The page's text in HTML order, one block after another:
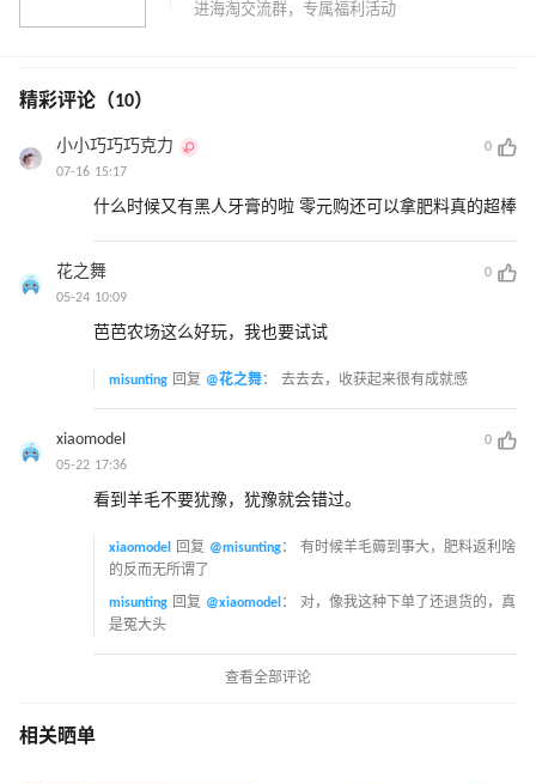
精彩评论（10）
小小巧巧巧克力
0
07-16 15:17
什么时候又有黑人牙膏的啦 零元购还可以拿肥料真的超棒
花之舞
0
05-24 10:09
芭芭农场这么好玩，我也要试试
misunting 回复 @花之舞： 去去去，收获起来很有成就感
xiaomodel
0
05-22 17:36
看到羊毛不要犹豫，犹豫就会错过。
xiaomodel 回复 @misunting： 有时候羊毛薅到事大，肥料返利啥
的反而无所谓了
misunting 回复 @xiaomodel ： 对，像我这种下单了还退货的，真
是冤大头
查看全部评论
相关晒单